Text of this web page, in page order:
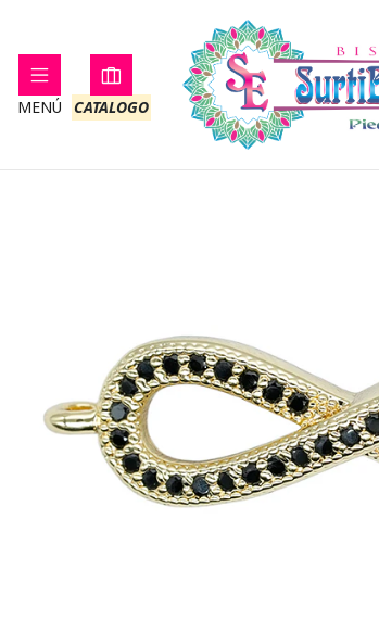
MENÚ CATALOGO